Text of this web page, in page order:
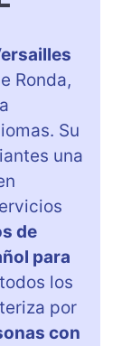
Ronda,
Su
una
de
para
los
por
con